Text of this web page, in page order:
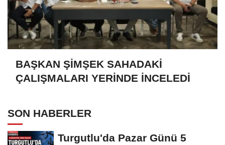
BAŞKAN ŞİMŞEK SAHADAKİ
ÇALIŞMALARI YERİNDE İNCELEDİ
SON HABERLER
Turgutlu'da Pazar Günü 5